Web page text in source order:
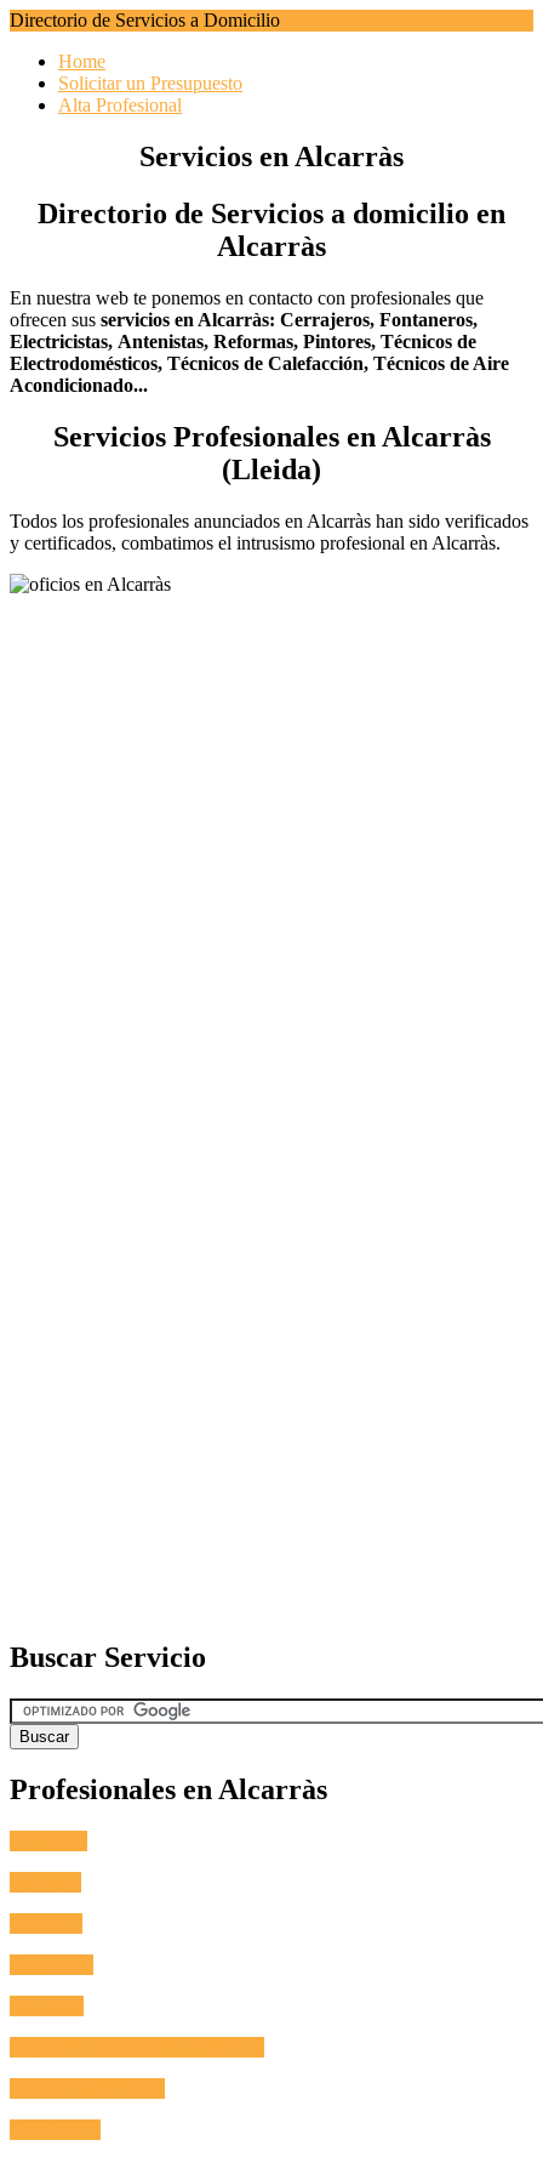
Directorio de Servicios a Domicilio
Home
Solicitar un Presupuesto
Alta Profesional
Servicios en Alcarràs
Directorio de Servicios a domicilio en
Alcarràs
En nuestra web te ponemos en contacto con profesionales que
ofrecen sus servicios en Alcarràs: Cerrajeros, Fontaneros,
Electricistas, Antenistas, Reformas, Pintores, Técnicos de
Electrodomésticos, Técnicos de Calefacción, Técnicos de Aire
Acondicionado...
Servicios Profesionales en Alcarràs
(Lleida)
Todos los profesionales anunciados en Alcarràs han sido verificados
y certificados, combatimos el intrusismo profesional en Alcarràs.
Buscar Servicio
Profesionales en Alcarràs